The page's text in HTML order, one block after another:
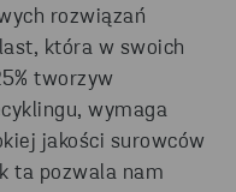
rozwiązań
która w swoich
tworzyw
wymaga
jakości surowców
ta pozwala nam